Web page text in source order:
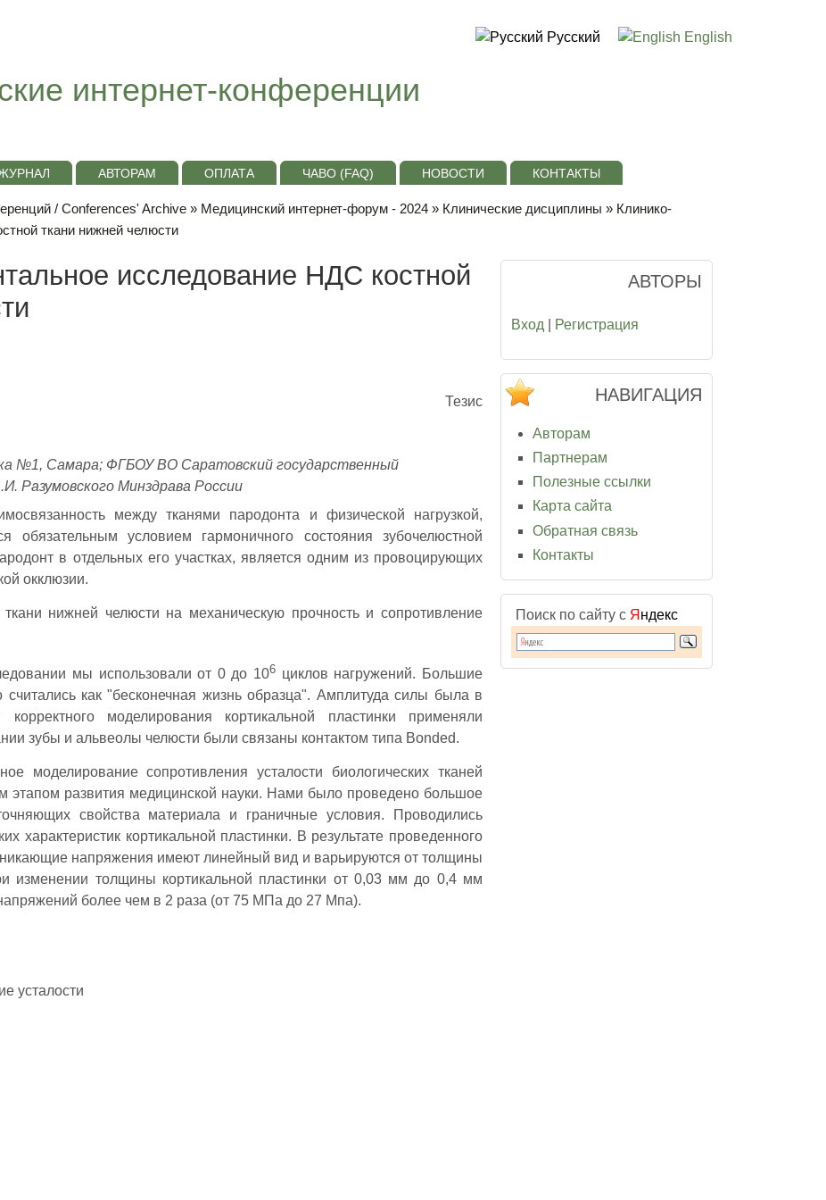
интернет-конференции
Русский English
АВТОРАМ ОПЛАТА ЧАВО (FAQ) НОВОСТИ КОНТАКТЫ
/ Conferences' Archive » Медицинский интернет-форум - 2024 » Клинические дисциплины » Клинико-
ткани нижней челюсти
исследование НДС костной
Тезис
№1, Самара; ФГБОУ ВО Саратовский государственный
Разумовского Минздрава России
между тканями пародонта и физической нагрузкой,
обязательным условием гармоничного состояния зубочелюстной
в отдельных его участках, является одним из провоцирующих
окклюзии.
ткани нижней челюсти на механическую прочность и сопротивление
мы использовали от 0 до 106 циклов нагружений. Большие
как "бесконечная жизнь образца". Амплитуда силы была в
моделирования кортикальной пластинки применяли
зубы и альвеолы челюсти были связаны контактом типа Bonded.
моделирование сопротивления усталости биологических тканей
этапом развития медицинской науки. Нами было проведено большое
свойства материала и граничные условия. Проводились
характеристик кортикальной пластинки. В результате проведенного
напряжения имеют линейный вид и варьируются от толщины
изменении толщины кортикальной пластинки от 0,03 мм до 0,4 мм
более чем в 2 раза (от 75 МПа до 27 Мпа).
усталости
АВТОРЫ
Вход Регистрация
НАВИГАЦИЯ
Авторам
Партнерам
Полезные ссылки
Карта сайта
Обратная связь
Контакты
Поиск по сайту с Я ндекс